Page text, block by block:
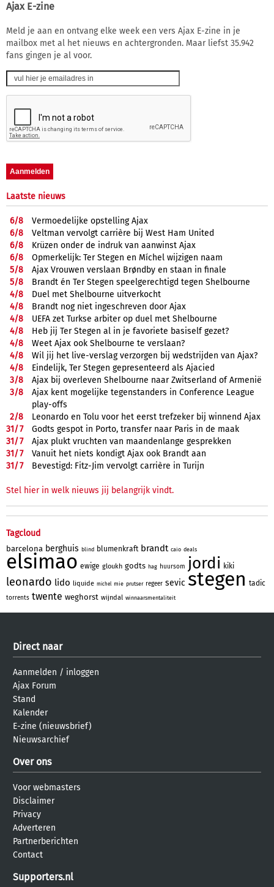
Ajax E-zine
Meld je aan en ontvang elke week een vers Ajax E-zine in je
mailbox met al het nieuws en achtergronden. Maar liefst 35.942
fans gingen je al voor.
Laatste nieuws
6/8
Vermoedelijke opstelling Ajax
6/8
Veltman vervolgt carrière bij West Ham United
6/8
Krüzen onder de indruk van aanwinst Ajax
6/8
Opmerkelijk: Ter Stegen en Míchel wijzigen naam
5/8
Ajax Vrouwen verslaan Brøndby en staan in finale
5/8
Brandt én Ter Stegen speelgerechtigd tegen Shelbourne
4/8
Duel met Shelbourne uitverkocht
4/8
Brandt nog niet ingeschreven door Ajax
4/8
UEFA zet Turkse arbiter op duel met Shelbourne
4/8
Heb jij Ter Stegen al in je favoriete basiself gezet?
4/8
Weet Ajax ook Shelbourne te verslaan?
4/8
Wil jij het live-verslag verzorgen bij wedstrijden van Ajax?
4/8
Eindelijk, Ter Stegen gepresenteerd als Ajacied
3/8
Ajax bij overleven Shelbourne naar Zwitserland of Armenië
3/8
Ajax kent mogelijke tegenstanders in Conference League
play-offs
2/8
Leonardo en Tolu voor het eerst trefzeker bij winnend Ajax
31/7
Godts gespot in Porto, transfer naar Paris in de maak
31/7
Ajax plukt vruchten van maandenlange gesprekken
31/7
Vanuit het niets kondigt Ajax ook Brandt aan
31/7 Bevestigd: Fitz-Jim vervolgt carrière in Turijn
Stel hier in welk nieuws jij belangrijk vindt.
Tagcloud
barcelona berghuis blind blumenkraft brandt caio deals
elsimao ewige gloukh godts hag huursom jordi kiki
leonardo lido liquide michel mie prutser regeer sevic stegen tadic
torrents twente weghorst wijndal winnaarsmentaliteit
Direct naar
Aanmelden / inloggen
Ajax Forum
Stand
Kalender
E-zine (nieuwsbrief)
Nieuwsarchief
Over ons
Voor webmasters
Disclaimer
Privacy
Adverteren
Partnerberichten
Contact
Supporters.nl